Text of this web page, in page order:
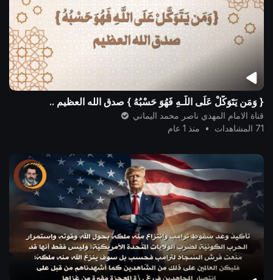
{ وَمَن يَتَوَكَّلْ عَلَى اللَّـهِ فَهُوَ حَسْبُهُ } صدق الله العظيم ..
قناة الامام المهدي ناصر محمد اليماني
71 المشاهدات
• منذ 1 عام